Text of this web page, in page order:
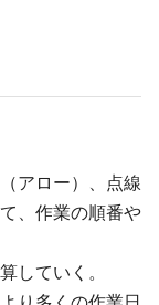
アロー）、点線
、作業の順番や
していく。